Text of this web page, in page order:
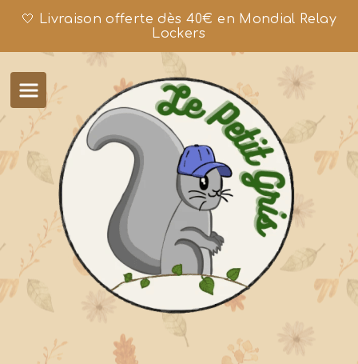
🤍 Livraison offerte dès 40€ en Mondial Relay
Lockers